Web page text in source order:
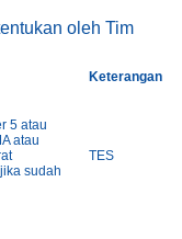
oleh Tim
Keterangan
5 atau
atau
sudah
TES